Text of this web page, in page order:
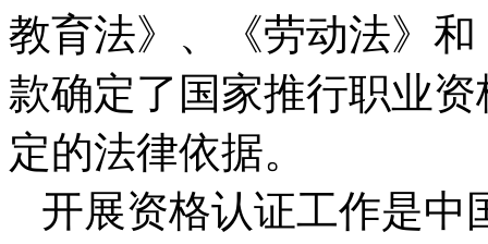
教育法》、《劳动法》
款确定了国家推行职业
定的法律依据。
开展资格认证工作是中